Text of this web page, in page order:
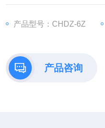
产品型号：CHDZ-6Z
产品咨询